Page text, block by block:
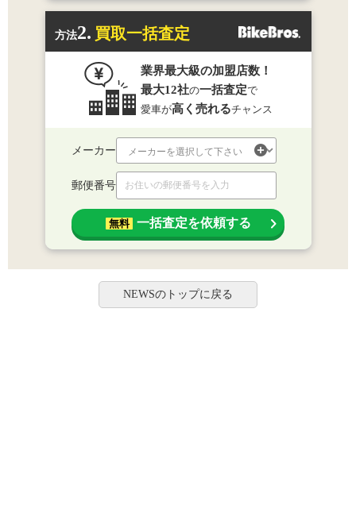
方法2. 買取一括査定
業界最大級の加盟店数！
最大12社の一括査定で
愛車が高く売れるチャンス
メーカー
郵便番号
無料 一括査定を依頼する
NEWSのトップに戻る